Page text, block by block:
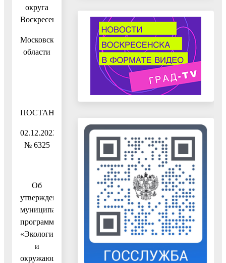
округа
Воскресенск
Московской
области
ПОСТАНОВЛЕНИЕ
02.12.2022
№ 6325
Об
утверждении
муниципальной
программы
«Экология
и
окружающая